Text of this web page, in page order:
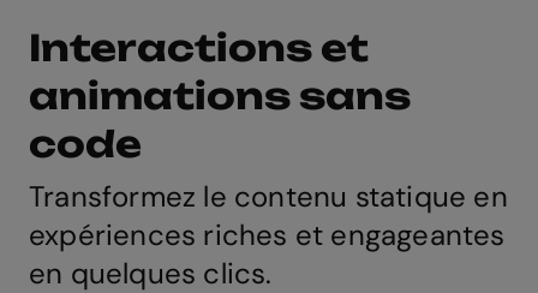
Interactions et
animations sans
code
Transformez le contenu statique en
expériences riches et engageantes
en quelques clics.